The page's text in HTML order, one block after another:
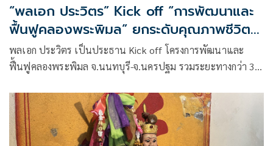
“พลเอก ประวิตร” Kick off “การพัฒนาและ
ฟื้นฟูคลองพระพิมล” ยกระดับคุณภาพชีวิต
สิ่งแวดล้อม และท่องเที่ยว เพื่อประชาชนใน
พื้นที่ จ.นนทบุรี-จ.นครปฐม
พลเอก ประวิตร เป็นประธาน Kick off โครงการพัฒนาและ
ฟื้นฟูคลองพระพิมล จ.นนทบุรี-จ.นครปฐม รวมระยะทางกว่า 30